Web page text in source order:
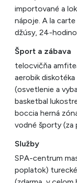
importované a
nápoje. A la
džúsy, 24-
Šport a zábava
telocvičňa
aerobik
(osvetlenie a
basketbal
boccia herná
vodné športy (za
Služby
SPA-centrum
poplatok)